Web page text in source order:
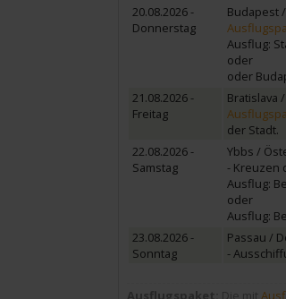
20.08.2026 -
Donnerstag
Budapest
Ausflug:
oder
oder
21.08.2026 -
Freitag
Bratislava
der Stadt.
22.08.2026 -
Samstag
Ybbs /
- Kreuzen
Ausflug:
oder
Ausflug:
23.08.2026 -
Sonntag
Passau /
-
Ausflugspaket: Die mit